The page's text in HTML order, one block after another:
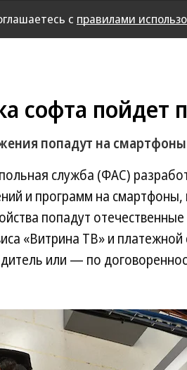
с правилами
софта пойдет
попадут на
служба (ФАС)
и программ на
попадут
«Витрина ТВ» и
или — по